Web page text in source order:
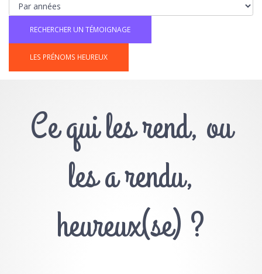
LES PRÉNOMS HEUREUX
Ce qui les rend, ou
les a rendu,
heureux(se) ?